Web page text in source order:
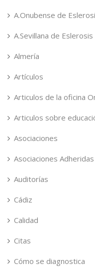
A.Onubense de
A.Sevillana de
Almería
Artículos
Articulos de la oficina
Articulos sobre
Asociaciones
Asociaciones Adheridas
Auditorías
Cádiz
Calidad
Citas
Cómo se diagnostica